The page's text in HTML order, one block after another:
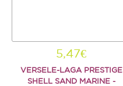
5,47€
VERSELE-LAGA PRESTIGE
SHELL SAND MARINE -